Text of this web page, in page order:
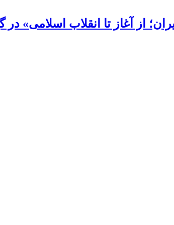
از آغاز تا انقلاب اسلامی» در